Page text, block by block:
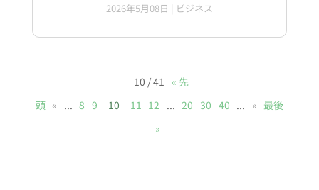
2026年5月08日 | ビジネス
10 / 41
« 先
頭 « ... 8 9 10 11 12 ... 20 30 40 ... » 最後
»